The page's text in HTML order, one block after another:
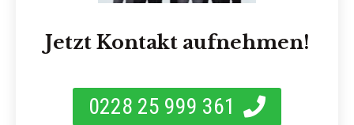
Jetzt Kontakt aufnehmen!
0228 25 999 361